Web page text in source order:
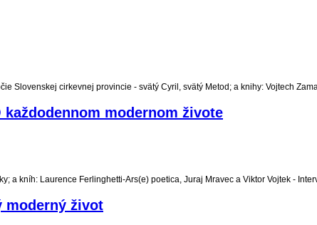
Slovenskej cirkevnej provincie - svätý Cyril, svätý Metod; a knihy: Vojtech
modernom živote
a kníh: Laurence Ferlinghetti-Ars(e) poetica, Juraj Mravec a Viktor Vojtek -
moderný život